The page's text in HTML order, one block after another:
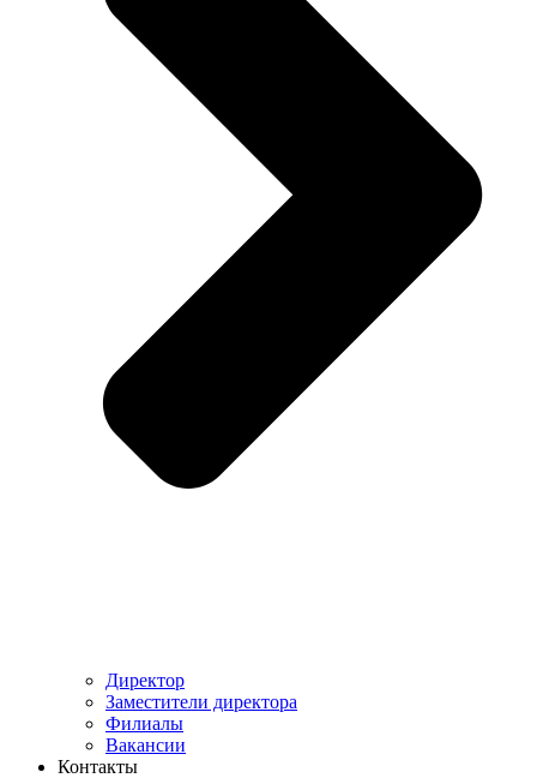
Директор
Заместители директора
Филиалы
Вакансии
Контакты